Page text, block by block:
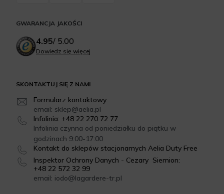
SKONTAKTUJ SIĘ Z NAMI
Formularz kontaktowy
email: sklep@aelia.pl
Infolinia: +48 22 270 72 77
Infolinia czynna od poniedziałku do piątku w
godzinach 9:00-17:00
Kontakt do sklepów stacjonarnych Aelia Duty Free
Inspektor Ochrony Danych - Cezary Siemion:
+48 22 572 32 99
email: iodo@lagardere-tr.pl
GWARANCJA JAKOŚCI
4.95/ 5.00
Dowiedz się więcej